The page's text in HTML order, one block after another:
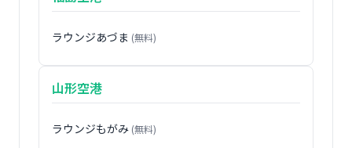
ラウンジあづま (無料)
山形空港
ラウンジもがみ (無料)